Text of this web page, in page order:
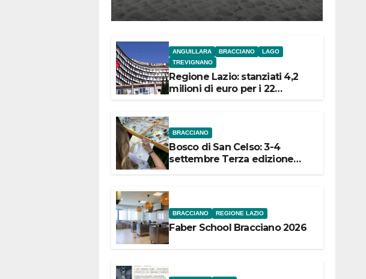
l’inaugurazione
ANGUILLARA BRACCIANO
LAGO
TREVIGNANO
Regione Lazio: stanziati 4,2
milioni di euro per i 22
BRACCIANO
Bosco di San Celso: 3-4
settembre Terza edizione
BRACCIANO REGIONE LAZIO
Faber School Bracciano 2026